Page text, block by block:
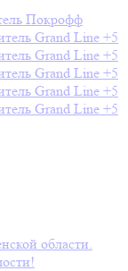
Покрофф
Grand Line +5
Grand Line +5
Grand Line +5
Grand Line +5
Grand Line +5
области.